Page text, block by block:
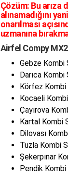
Çözüm: Bu arıza
alınamadığını
onarılması
uzmanına
Airfel Compy
Gebze Kombi
Darıca
Körfez Kombi
Kocaeli
Çayırova
Kartal Kombi
Dilovası
Tuzla Kombi
Şekerpınar
Pendik